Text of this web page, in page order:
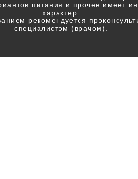
питания и прочее имеет
характер.
рекомендуется
специалистом (врачом).